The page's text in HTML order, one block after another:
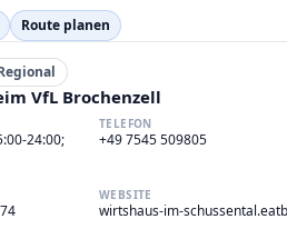
Route planen
VfL Brochenzell
24:00;
TELEFON
+49 7545 509805
WEBSITE
wirtshaus-im-